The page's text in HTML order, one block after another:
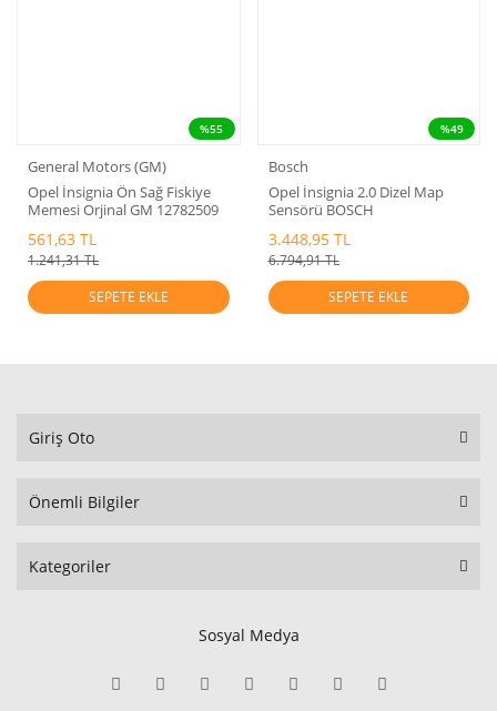
%55
General Motors (GM)
Opel İnsignia Ön Sağ Fiskiye
Memesi Orjinal GM 12782509
561,63 TL
1.241,31 TL
SEPETE EKLE
%49
Bosch
Opel İnsignia 2.0 Dizel Map
Sensörü BOSCH
3.448,95 TL
6.794,91 TL
SEPETE EKLE
Giriş Oto
Önemli Bilgiler
Kategoriler
Sosyal Medya